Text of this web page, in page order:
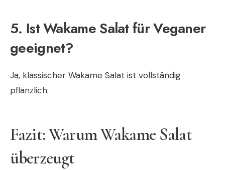
5. Ist Wakame Salat für Veganer
geeignet?
Ja, klassischer Wakame Salat ist vollständig
pflanzlich.
Fazit: Warum Wakame Salat
überzeugt